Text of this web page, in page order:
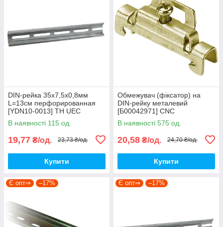
DIN-рейка 35x7,5x0,8мм
L=13см перфорированная
[YDN10-0013] TH UEC
В наявності 115 од.
19,77 ₴/од. 23,73 ₴/од.
Купити
Обмежувач (фіксатор) на
DIN-рейку металевий
[Б00042971] CNC
В наявності 575 од.
20,58 ₴/од. 24,70 ₴/од.
Купити
Є опт⇒ –17% Є опт⇒ –17%